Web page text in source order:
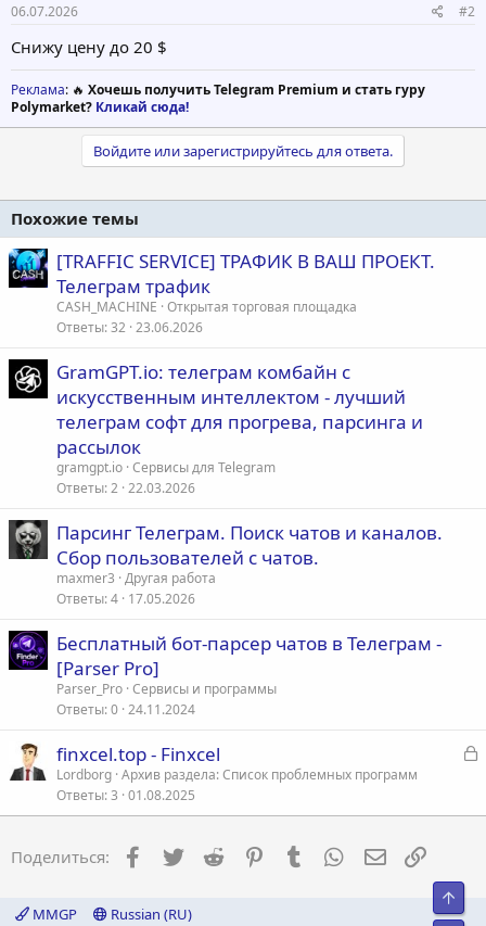
06.07.2026 #2
Снижу цену до 20 $
Реклама: 🔥 Хочешь получить Telegram Premium и стать гуру
Polymarket? Кликай сюда!
Войдите или зарегистрируйтесь для ответа.
Похожие темы
[TRAFFIC SERVICE] ТРАФИК В ВАШ ПРОЕКТ.
Телеграм трафик
CASH_MACHINE Открытая торговая площадка
Ответы 32 23.06.2026
GramGPT.io: телеграм комбайн с
искусственным интеллектом - лучший
телеграм софт для прогрева, парсинга и
рассылок
gramgpt.io Сервисы для Telegram
Ответы 2 22.03.2026
Парсинг Телеграм. Поиск чатов и каналов.
Сбор пользователей с чатов.
maxmer3 Другая работа
Ответы 4 17.05.2026
Бесплатный бот-парсер чатов в Телеграм -
[Parser Pro]
Parser_Pro Сервисы и программы
Ответы 0 24.11.2024
З
р
finxcel.top - Finxcel
Lordborg Архив раздела: Список проблемных программ
Ответы 3 01.08.2025
Поделиться: Facebook
Twitter Reddit PinterestTumblr WhatsApp
MMGP Russian (RU)